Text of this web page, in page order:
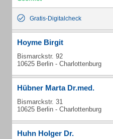
Gratis-Digitalcheck
Hoyme Birgit
Bismarckstr. 92
10625 Berlin - Charlottenburg
Hübner Marta Dr.med.
Bismarckstr. 31
10625 Berlin - Charlottenburg
Huhn Holger Dr.